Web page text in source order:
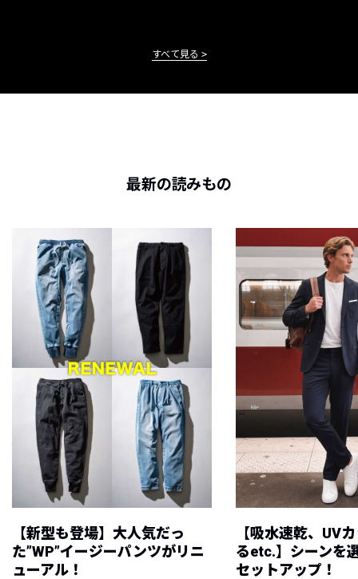
すべて見る
最新の読みもの
【新型も登場】大人気だっ
た”WP”イージーパンツがリニ
ューアル！
【吸水速乾、UV
るetc.】シーンを
セットアップ！